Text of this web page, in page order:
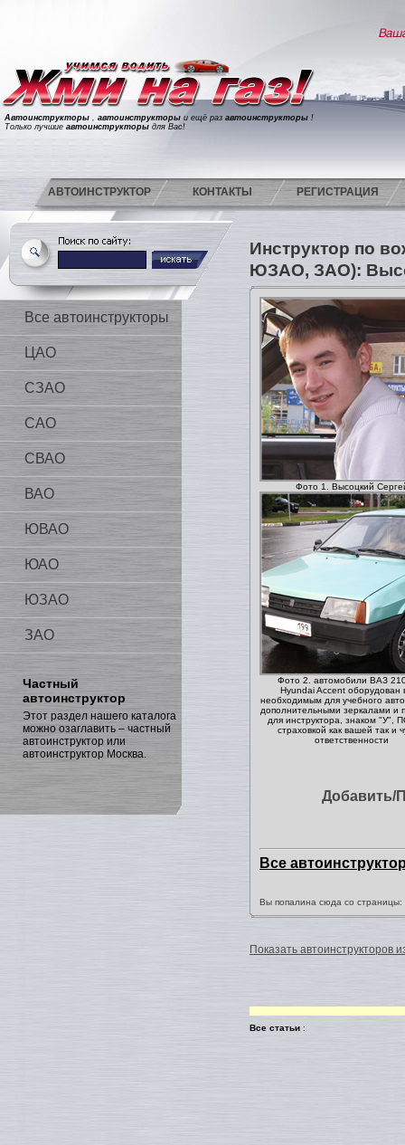
Автоинструкторы , автоинструкторы и ещё раз автоинструкторы !
Только лучшие автоинструкторы для Вас!
АВТОИНСТРУКТОР КОНТАКТЫ РЕГИСТРАЦИЯ
Все автоинструкторы
ЦАО
СЗАО
САО
СВАО
ВАО
ЮВАО
ЮАО
ЮЗАО
ЗАО
Частный
автоинструктор
Этот раздел нашего каталога
можно озаглавить – частный
автоинструктор или
автоинструктор Москва.
Инструктор по
ЮЗАО, ЗАО):
Фото 1. Высоцкий
Фото 2. автомобили ВАЗ
Hyundai Accent оборудован
необходимым для учебного
дополнительными зеркалами и
для инструктора, знаком "У",
страховкой как вашей так и
ответственности
Добавить/
Все
Вы попалина сюда со
Показать автоинструкторов
Все статьи :